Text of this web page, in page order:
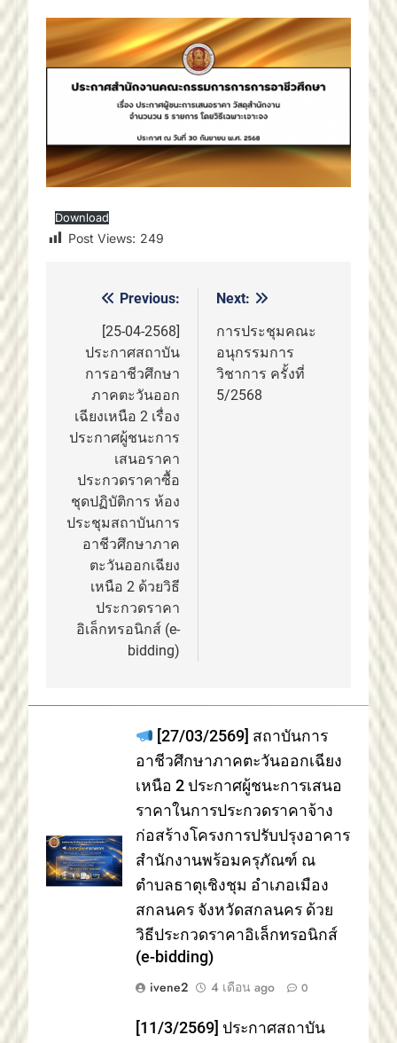
Download
Post Views: 249
แนะแนว
เรื่อง
Previous:
[25-04-2568]
ประกาศสถาบัน
การอาชีวศึกษา
ภาคตะวันออก
เฉียงเหนือ 2 เรื่อง
ประกาศผู้ชนะการ
เสนอราคา
ประกวดราคาซื้อ
ชุดปฏิบัติการ ห้อง
ประชุมสถาบันการ
อาชีวศึกษาภาค
ตะวันออกเฉียง
เหนือ 2 ด้วยวิธี
ประกวดราคา
อิเล็กทรอนิกส์ (e-
bidding)
Next:
การประชุมคณะ
อนุกรรมการ
วิชาการ ครั้งที่
5/2568
[27/03/2569] สถาบันการ
อาชีวศึกษาภาคตะวันออกเฉียง
เหนือ 2 ประกาศผู้ชนะการเสนอ
ราคาในการประกวดราคาจ้าง
ก่อสร้างโครงการปรับปรุงอาคาร
สำนักงานพร้อมครุภัณฑ์ ณ
ตำบลธาตุเชิงชุม อำเภอเมือง
สกลนคร จังหวัดสกลนคร ด้วย
วิธีประกวดราคาอิเล็กทรอนิกส์
(e-bidding)
ivene2
4 เดือน ago 0
[11/3/2569] ประกาศสถาบัน